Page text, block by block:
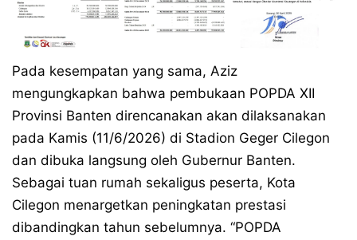
Pada kesempatan yang sama, Aziz
mengungkapkan bahwa pembukaan POPDA XII
Provinsi Banten direncanakan akan dilaksanakan
pada Kamis (11/6/2026) di Stadion Geger Cilegon
dan dibuka langsung oleh Gubernur Banten.
Sebagai tuan rumah sekaligus peserta, Kota
Cilegon menargetkan peningkatan prestasi
dibandingkan tahun sebelumnya. “POPDA